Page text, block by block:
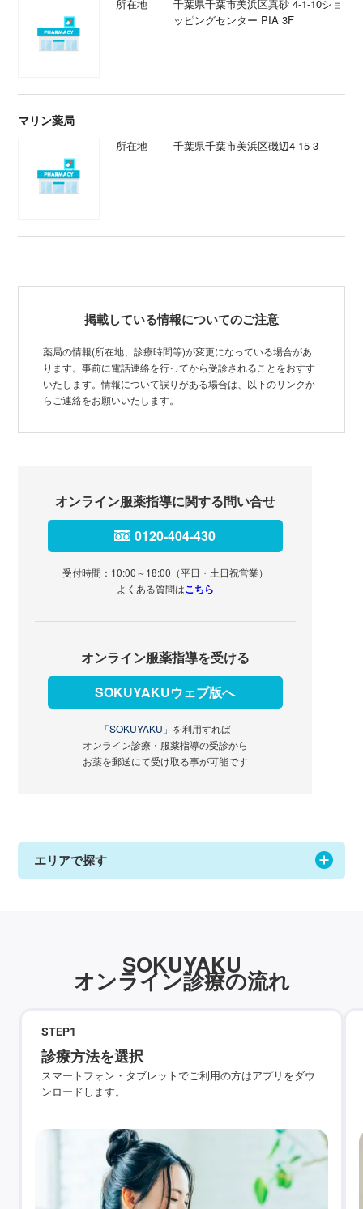
所在地
千葉県千葉市美浜区真砂 4-1-10ショ
ッピングセンター PIA 3F
マリン薬局
所在地 千葉県千葉市美浜区磯辺4-15-3
掲載している情報についてのご注意
薬局の情報(所在地、診療時間等)が変更になっている場合があ
ります。事前に電話連絡を行ってから受診されることをおすす
いたします。情報について誤りがある場合は、以下のリンクか
らご連絡をお願いいたします。
オンライン服薬指導に関する問い合せ
0120-404-430
受付時間：10:00～18:00（平日・土日祝営業）
よくある質問はこちら
オンライン服薬指導を受ける
SOKUYAKUウェブ版へ
「SOKUYAKU」 を利用すれば
オンライン診療・服薬指導の受診から
お薬を郵送にて受け取る事が可能です
エリアで探す
SOKUYAKU
オンライン診療の流れ
STEP1
診療方法を選択
スマートフォン・タブレットでご利用の方はアプリをダウ
ンロードします。